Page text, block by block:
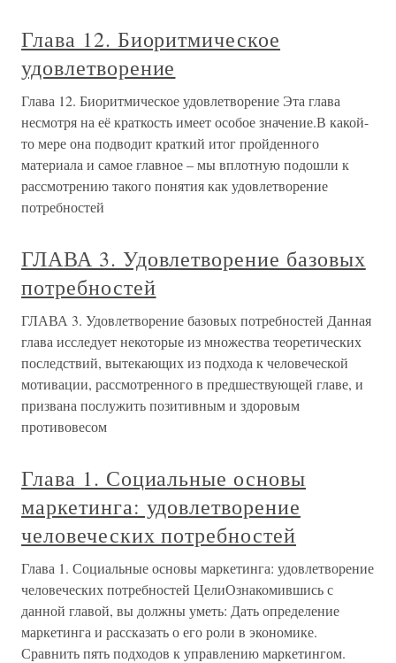
Глава 12. Биоритмическое
удовлетворение
Глава 12. Биоритмическое удовлетворение Эта глава
несмотря на её краткость имеет особое значение.В какой-
то мере она подводит краткий итог пройденного
материала и самое главное – мы вплотную подошли к
рассмотрению такого понятия как удовлетворение
потребностей
ГЛАВА 3. Удовлетворение базовых
потребностей
ГЛАВА 3. Удовлетворение базовых потребностей Данная
глава исследует некоторые из множества теоретических
последствий, вытекающих из подхода к человеческой
мотивации, рассмотренного в предшествующей главе, и
призвана послужить позитивным и здоровым
противовесом
Глава 1. Социальные основы
маркетинга: удовлетворение
человеческих потребностей
Глава 1. Социальные основы маркетинга: удовлетворение
человеческих потребностей ЦелиОзнакомившись с
данной главой, вы должны уметь: Дать определение
маркетинга и рассказать о его роли в экономике.
Сравнить пять подходов к управлению маркетингом.